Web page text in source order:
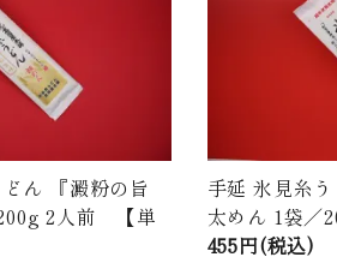
ん 『澱粉の旨
2人前 【単
手延 氷見糸
太めん 1袋／
455円(税込)